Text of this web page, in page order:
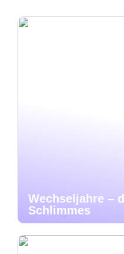
Wechseljahre –
Schlimmes